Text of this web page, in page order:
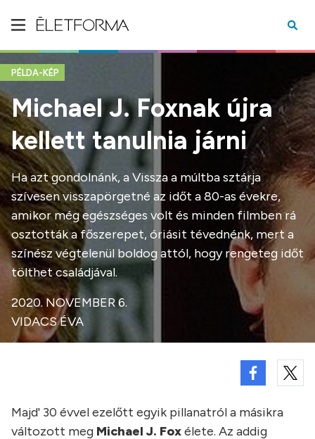
PÉLDA-KÉP
Michael J. Foxnak újra
kellett tanulnia járni
Ha azt gondolnánk, a Vissza a múltba sztárja
szívesen visszapörgetné az időt a 80-as évekre,
amikor még egészséges volt és minden filmben rá
osztották a főszerepet, óriásit tévednénk, mert a
színész végtelenül boldog attól, hogy rengeteg időt
tölthet családjával.
2020. NOVEMBER 6.
VIDACS ÉVA
Majd' 30 évvel ezelőtt egyik pillanatról a másikra
változott meg Michael J. Foxélete. Az addig